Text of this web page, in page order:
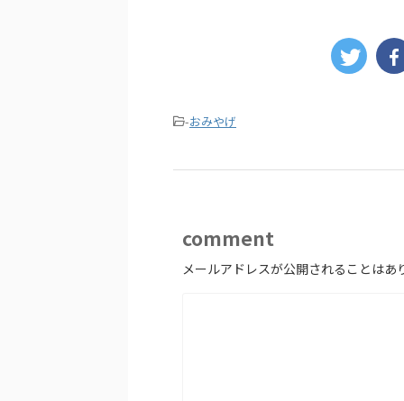
-おみやげ
comment
メールアドレスが公開されることはあ